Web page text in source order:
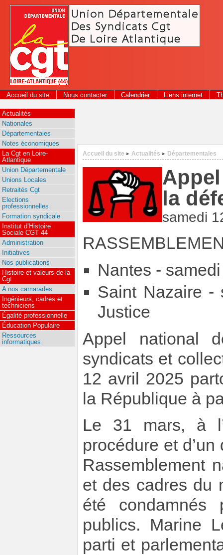
Panneau de gestion des cookies
Accueil du site Nous contacter Calendrier Liens internet
2026
Accueil du site > Actualités > Départementales
la
samedi
Nantes -
Saint Nazaire -
Justice
Appel national
syndicats et
12 avril 2025
la République à
Le 31 mars, à
procédure et
Rassemblement
et des cadres du
été condamnés
publics. Marine
parti et
Actualités
Nationales
Départementales
Notes économiques
La Cgt en Loire-
Atlantique
Union Départementale
Unions Locales
Retraités Cgt
Elections
professionnelles
Formation syndicale
Institut d’Histoire
Sociale CGT 44
Administration
Initiatives
Nos publications
Histoire et valeurs de la
Cgt
A nos camarades
Ingénieurs, cadres et
techniciens
Égalité professionnelle
Éducation Populaire
Ressources
informatiques